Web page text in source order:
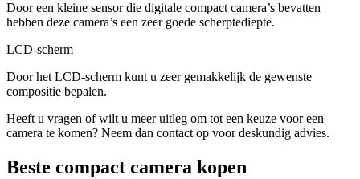
Door een kleine sensor die digitale compact camera’s bevatten
hebben deze camera’s een zeer goede scherptediepte.
LCD-scherm
Door het LCD-scherm kunt u zeer gemakkelijk de gewenste
compositie bepalen.
Heeft u vragen of wilt u meer uitleg om tot een keuze voor een
camera te komen? Neem dan contact op voor deskundig advies.
Beste compact camera kopen